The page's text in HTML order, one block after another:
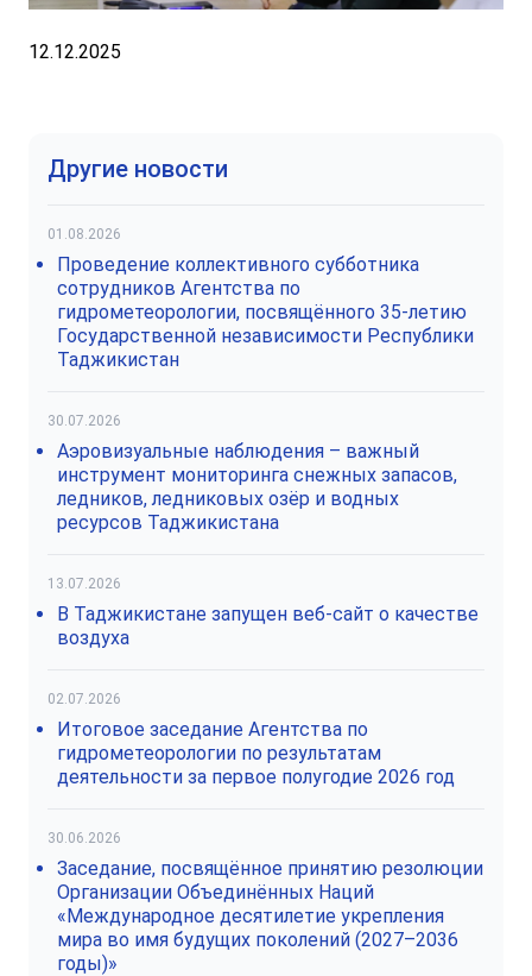
12.12.2025
Другие новости
01.08.2026
Проведение коллективного субботника
сотрудников Агентства по
гидрометеорологии, посвящённого 35-летию
Государственной независимости Республики
Таджикистан
30.07.2026
Аэровизуальные наблюдения – важный
инструмент мониторинга снежных запасов,
ледников, ледниковых озёр и водных
ресурсов Таджикистана
13.07.2026
В Таджикистане запущен веб-сайт о качестве
воздуха
02.07.2026
Итоговое заседание Агентства по
гидрометеорологии по результатам
деятельности за первое полугодие 2026 год
30.06.2026
Заседание, посвящённое принятию резолюции
Организации Объединённых Наций
«Международное десятилетие укрепления
мира во имя будущих поколений (2027–2036
годы)»